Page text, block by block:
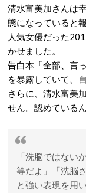
清水富美加さんは
態になっていると
人気女優だった
かせました。
告白本「全部、言
を暴露していて、
さらに、清水富美
せん。認めているん
「洗脳ではない
等だよ」「洗脳
と強い表現を用